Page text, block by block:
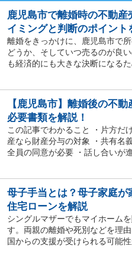
鹿児島市で離婚時の不動
イミングと判断のポイント
離婚をきっかけに、鹿児島市で
どうか、そしていつ売るのが良
も経済的にも大きな決断になる
【鹿児島市】離婚後の不
必要書類を解説！
この記事でわかること ・片方だ
産なら財産分与の対象 ・共有名
全員の同意が必要 ・話し合いが進
母子手当とは？母子家庭
住宅ローンを解説
シングルマザーでもマイホーム
す。両親の離婚や死別などを理
国からの支援が受けられる可能